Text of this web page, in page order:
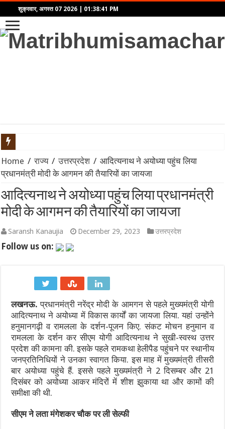
शुक्रवार, अगस्त 07 2026 01:38:41 PM
‘आवारापन 2’ का टीज़र रिलीज़: इमरान हाशमी फिर दिखेंगे ‘शिवम
बॉम्बे हाईकोर्ट से तरुण तेजपाल को बड़ा झटका: यौन उत्पीड़न मामले में बरी
Velo की नई ग्लोबल रिसर्च में सामने आया सेल्फ-एक्सप्रेशन का रिपल इफेक्ट
एथेनॉल नीति पर बने फर्जी और डीपफेक वीडियो हटाएं: बॉम्बे हाईकोर्ट का
JPSC-JSSC प्रदर्शन: सोनम वांगचुक से वीडियो कॉल पर बात के बाद
पाकिस्तान में सियासी भूचाल: शहबाज सरकार संकट में, 21 साल के सबसे
‘गजनी’ और ‘लगान’ फेम अभिनेता प्रदीप रावत का 74 की उम्र में निधन,
झारखंड में JPSC-JSSC धांधली पर उग्र हुआ छात्र आंदोलन: छात्र नेता
Home / राज्य / उत्तरप्रदेश / आदित्यनाथ ने अयोध्या पहुंच लिया
प्रधानमंत्री मोदी के आगमन की तैयारियों का जायजा
आदित्यनाथ ने अयोध्या पहुंच लिया प्रधानमंत्री
मोदी के आगमन की तैयारियों का जायजा
Saransh Kanaujia December 29, 2023 उत्तरप्रदेश
Follow us on:
लखनऊ. प्रधानमंत्री नरेंद्र मोदी के आमगन से पहले मुख्यमंत्री योगी
आदित्यनाथ ने अयोध्या में विकास कार्यों का जायजा लिया. यहां उन्होंने
हनुमानगढ़ी व रामलला के दर्शन-पूजन किए. संकट मोचन हनुमान व
रामलला के दर्शन कर सीएम योगी आदित्यनाथ ने सुखी-स्वस्थ उत्तर
प्रदेश की कामना की. इसके पहले रामकथा हेलीपैड पहुंचने पर स्थानीय
जनप्रतिनिधियों ने उनका स्वागत किया. इस माह में मुख्यमंत्री तीसरी
बार अयोध्या पहुंचे हैं. इससे पहले मुख्यमंत्री ने 2 दिसम्बर और 21
दिसंबर को अयोध्या आकर मंदिरों में शीश झुकाया था और कामों की
समीक्षा की थी.
सीएम ने लता मंगेशकर चौक पर ली सेल्फी